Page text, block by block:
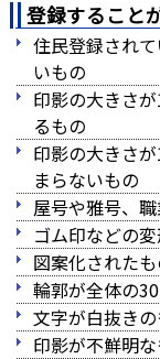
登録すること
住民登録され
いもの
印影の大きさ
るもの
印影の大きさ
まらないもの
屋号や雅号、
ゴム印などの
図案化された
輪郭が全体の
文字が白抜き
印影が不鮮明